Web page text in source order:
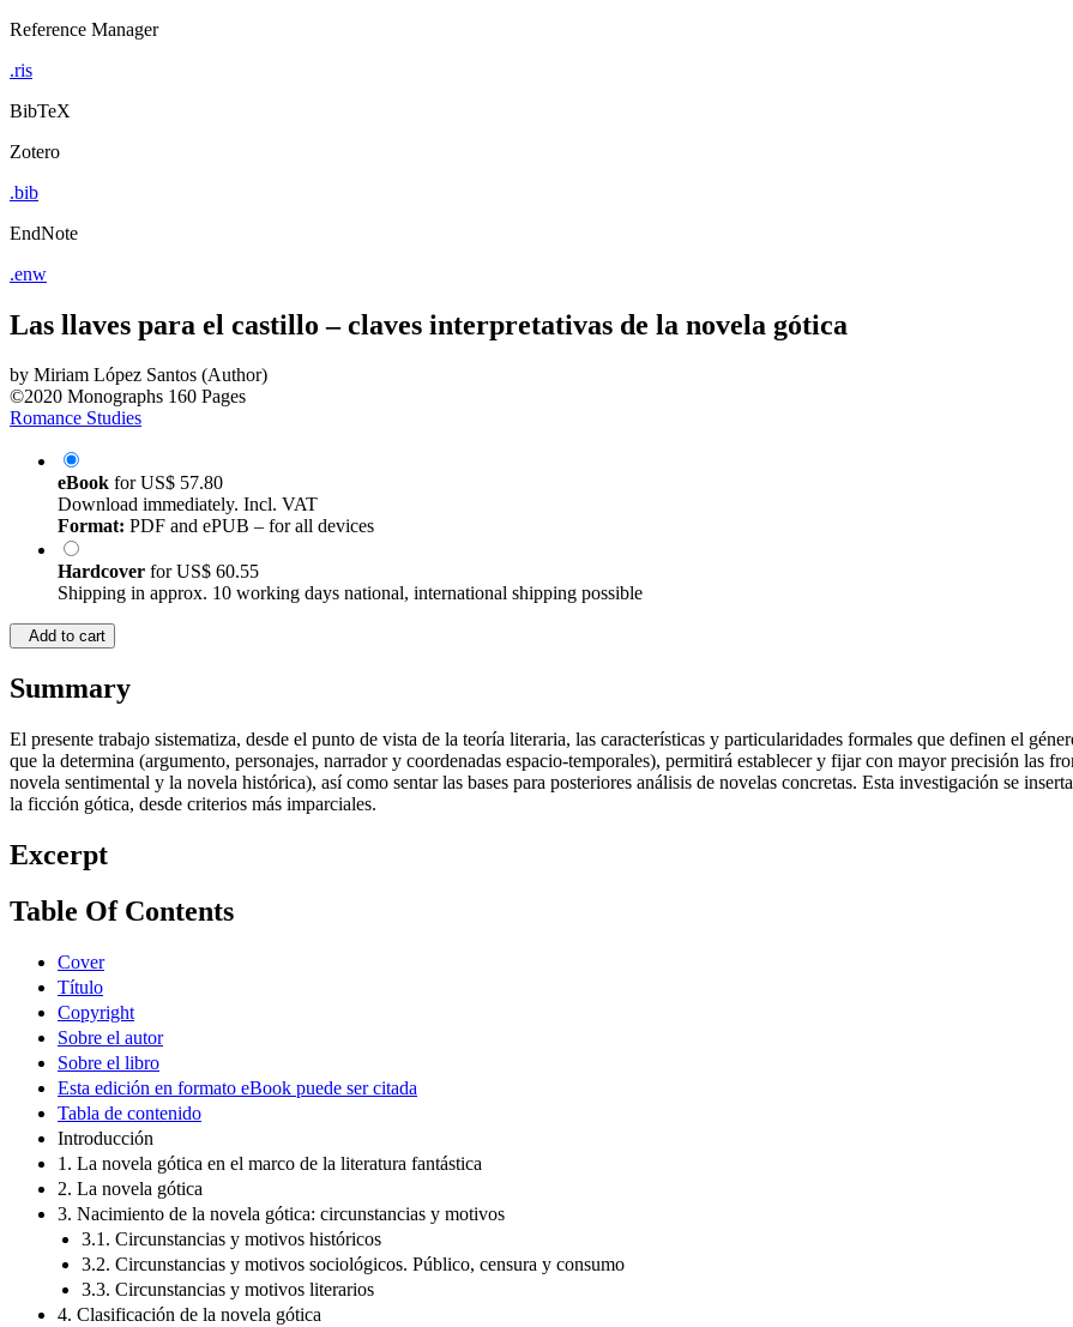
Reference Manager
.ris
BibTeX
Zotero
.bib
EndNote
.enw
Las llaves para el castillo – claves interpretativas de la novela gótica
by Miriam López Santos (Author)
©2020 Monographs 160 Pages
Romance Studies
eBook forUS$ 57.80
Download immediately. Incl. VAT
Format: PDF and ePUB – for all devices
Hardcover forUS$ 60.55
Shipping in approx. 10 working days national, international shipping possible
Add to cart
Summary
El presente trabajo sistematiza, desde el punto de vista de la teoría literaria, las características y particularidades formales que definen el
que la determina (argumento, personajes, narrador y coordenadas espacio-temporales), permitirá establecer y fijar con mayor precisión las
novela sentimental y la novela histórica), así como sentar las bases para posteriores análisis de novelas concretas. Esta investigación se
la ficción gótica, desde criterios más imparciales.
Excerpt
Table Of Contents
Cover
Título
Copyright
Sobre el autor
Sobre el libro
Esta edición en formato eBook puede ser citada
Tabla de contenido
Introducción
1. La novela gótica en el marco de la literatura fantástica
2. La novela gótica
3. Nacimiento de la novela gótica: circunstancias y motivos
3.1. Circunstancias y motivos históricos
3.2. Circunstancias y motivos sociológicos. Público, censura y consumo
3.3. Circunstancias y motivos literarios
4. Clasificación de la novela gótica